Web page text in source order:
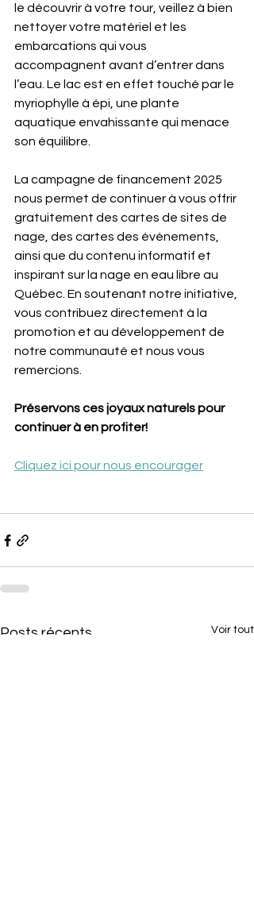
le découvrir à votre tour, veillez à bien
nettoyer votre matériel et les
embarcations qui vous
accompagnent avant d’entrer dans
l’eau. Le lac est en effet touché par le
myriophylle à épi, une plante
aquatique envahissante qui menace
son équilibre.
La campagne de financement 2025
nous permet de continuer à vous offrir
gratuitement des cartes de sites de
nage, des cartes des événements,
ainsi que du contenu informatif et
inspirant sur la nage en eau libre au
Québec. En soutenant notre initiative,
vous contribuez directement à la
promotion et au développement de
notre communauté et nous vous
remercions.
Préservons ces joyaux naturels pour
continuer à en profiter!
Cliquez ici pour nous encourager
Posts récents Voir tout